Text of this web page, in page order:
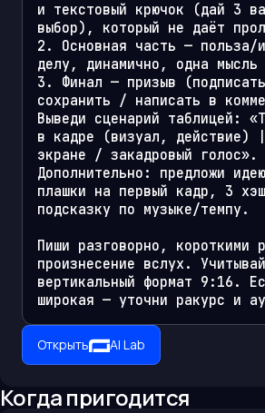
и текстовый крючок (дай 3
выбор), который не даёт
2. Основная часть — польза/
делу, динамично, одна
3. Финал — призыв
сохранить / написать в
Выведи сценарий таблицей:
в кадре (визуал, действие)
экране / закадровый голос».
Дополнительно: предложи
плашки на первый кадр, 3
подсказку по музыке/темпу.
Пиши разговорно, короткими
произнесение вслух. Учитывай
вертикальный формат 9:16.
широкая — уточни ракурс и
Открыть AI Lab
Когда пригодится